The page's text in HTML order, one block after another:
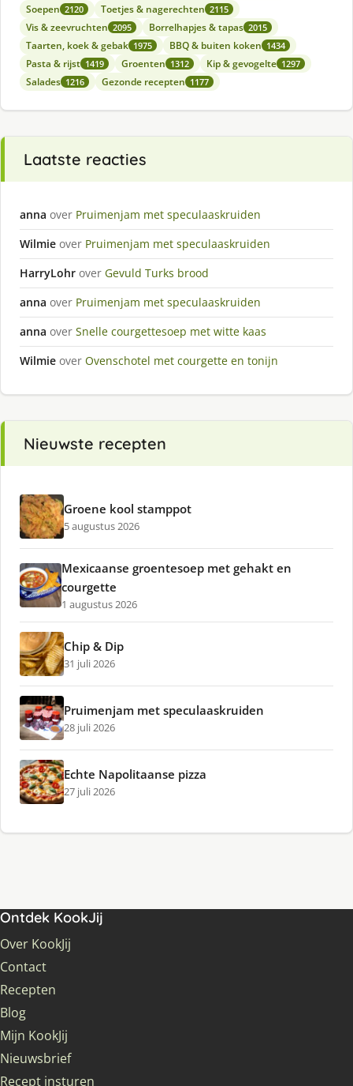
Soepen 2120 Toetjes & nagerechten 2115
Vis & zeevruchten 2095 Borrelhapjes & tapas 2015
Taarten, koek & gebak 1975 BBQ & buiten koken 1434
Pasta & rijst 1419 Groenten 1312 Kip & gevogelte 1297
Salades 1216 Gezonde recepten 1177
Laatste reacties
anna over Pruimenjam met speculaaskruiden
Wilmie over Pruimenjam met speculaaskruiden
HarryLohr over Gevuld Turks brood
anna over Pruimenjam met speculaaskruiden
anna over Snelle courgettesoep met witte kaas
Wilmie over Ovenschotel met courgette en tonijn
Nieuwste recepten
Groene kool stamppot
5 augustus 2026
Mexicaanse groentesoep met gehakt en
courgette
1 augustus 2026
Chip & Dip
31 juli 2026
Pruimenjam met speculaaskruiden
28 juli 2026
Echte Napolitaanse pizza
27 juli 2026
Ontdek KookJij
Over KookJij
Contact
Recepten
Blog
Mijn KookJij
Nieuwsbrief
Recept insturen